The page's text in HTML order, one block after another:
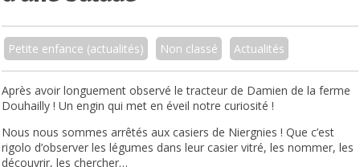
Petite enfance (actualités) Non classé Actualités
Après avoir longuement observé le tracteur de Damien de la ferme
Douhailly ! Un engin qui met en éveil notre curiosité !
Nous nous sommes arrêtés aux casiers de Niergnies ! Que c’est
rigolo d’observer les légumes dans leur casier vitré, les nommer, les
découvrir, les chercher…